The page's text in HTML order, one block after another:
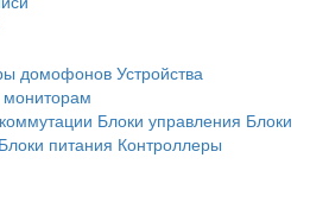
домофоновУстройства
мониторам
Блоки управления Блоки
Блоки питания Контроллеры